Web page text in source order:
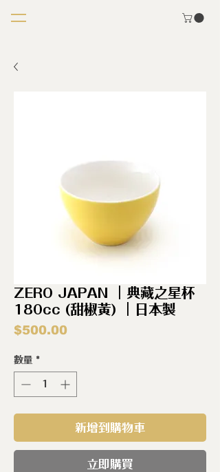
ZERO JAPAN ｜典藏之星杯
180cc (甜椒黃) ｜日本製
$500.00價
數量 *
新增到購物車
立即購買